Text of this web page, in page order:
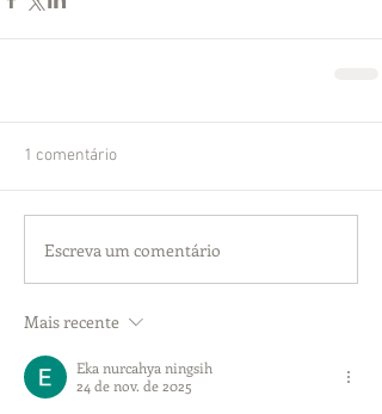
1 comentário
Escreva um comentário
Mais recente
Eka nurcahya ningsih
24 de nov. de 2025